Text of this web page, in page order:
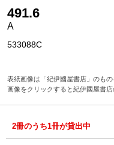
491.6
A
533088C
表紙画像は「紀伊國屋書店」のもの
画像をクリックすると紀伊國屋書
2冊のうち1冊が貸出中